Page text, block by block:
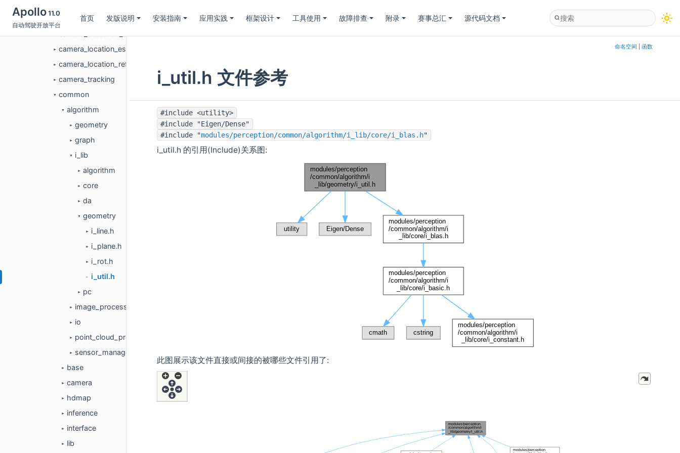
Apollo11.0
自动驾驶开放平台
首页 发版说明 安装指南 应用实践 框架设计 工具使用 故障排查 附录 赛事总汇 源代码文档
camera_detection_multi_stage
► camera_location_estimation
► camera_location_refinement
► camera_tracking
▼ common
▼ algorithm
► geometry
► graph
▼ i_lib
► algorithm
► core
► da
▼ geometry
► i_line.h
► i_plane.h
► i_rot.h
► i_util.h
► pc
► image_processing
► io
► point_cloud_processing
► sensor_manager
► base
► camera
► hdmap
► inference
► interface
► lib
命名空间 函数
i_util.h 文件参考
#include <utility>
#include "Eigen/Dense"
#include "modules/perception/common/algorithm/i_lib/core/i_blas.h"
i_util.h 的引用(Include)关系图:
此图展示该文件直接或间接的被哪些文件引用了: